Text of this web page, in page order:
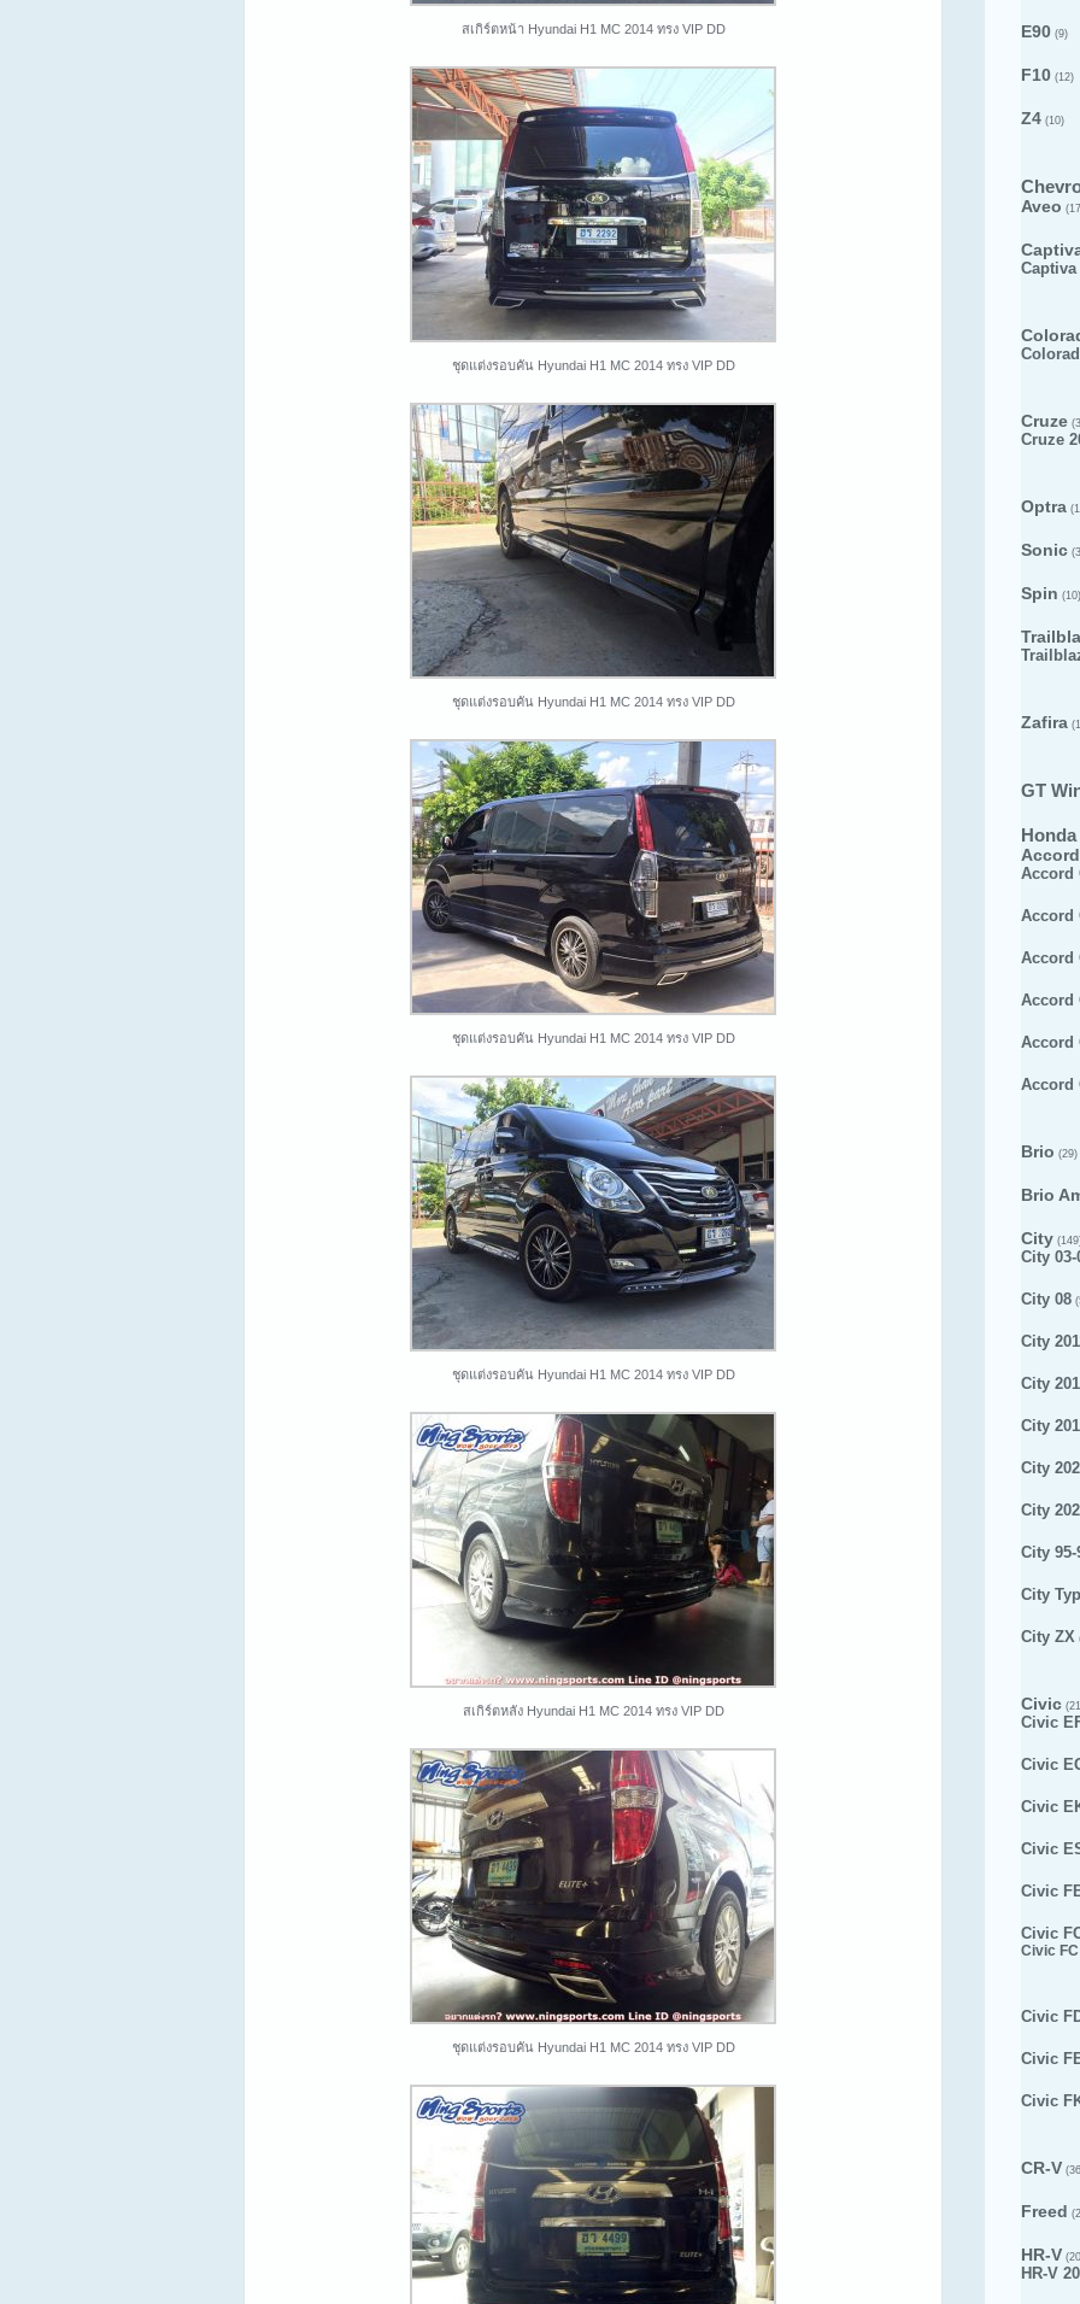
สเกิร์ตหน้า Hyundai H1 MC 2014 ทรง VIP DD
ชุดแต่งรอบคัน Hyundai H1 MC 2014 ทรง VIP DD
ชุดแต่งรอบคัน Hyundai H1 MC 2014 ทรง VIP DD
ชุดแต่งรอบคัน Hyundai H1 MC 2014 ทรง VIP DD
ชุดแต่งรอบคัน Hyundai H1 MC 2014 ทรง VIP DD
สเกิร์ตหลัง Hyundai H1 MC 2014 ทรง VIP DD
ชุดแต่งรอบคัน Hyundai H1 MC 2014 ทรง VIP DD
E90 (9)
F10 (12)
Z4 (10)
Aveo
Captiva
Cruze
Cruze
Optra
Sonic
Spin (10)
Zafira
GT
Honda
Accord
Accord
Accord
Accord
Accord
Accord
Accord
Brio (29)
Brio
City
City 03-
City 08
City
City
City
City
City
City 95-
City
City ZX
Civic
Civic
Civic
Civic
Civic
Civic
Civic
Civic
Civic
Civic
Civic
CR-V
Freed
HR-V
HR-V